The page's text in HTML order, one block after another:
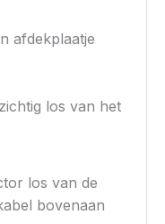
afdekplaatje
los van het
los van de
bovenaan